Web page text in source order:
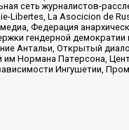
сеть журналистов-
Libertes, La Asocicion de
Федерация
гендерной
Антальи, Открытый
Нормана Патерсона,
Ингушетии,